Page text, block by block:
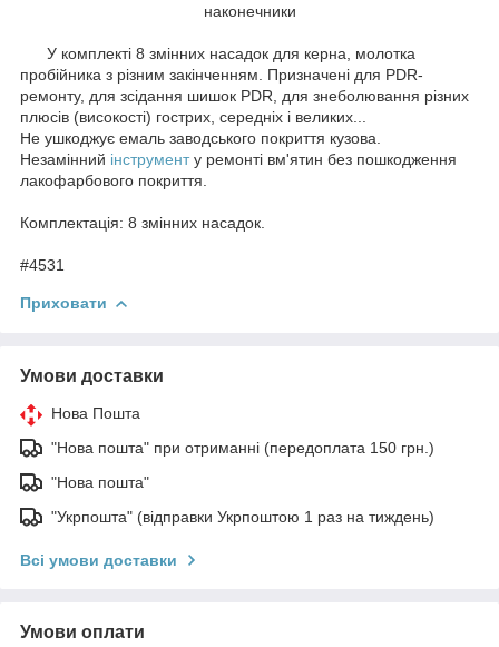
наконечники
У комплекті 8 змінних насадок для керна, молотка
пробійника з різним закінченням. Призначені для PDR-
ремонту, для зсідання шишок PDR, для знеболювання різних
плюсів (високості) гострих, середніх і великих...
Не ушкоджує емаль заводського покриття кузова.
Незамінний інструменту ремонті вм'ятин без пошкодження
лакофарбового покриття.
Комплектація: 8 змінних насадок.
#4531
Приховати
Умови доставки
Нова Пошта
"Нова пошта" при отриманні (передоплата 150 грн.)
"Нова пошта"
"Укрпошта" (відправки Укрпоштою 1 раз на тиждень)
Всі умови доставки
Умови оплати